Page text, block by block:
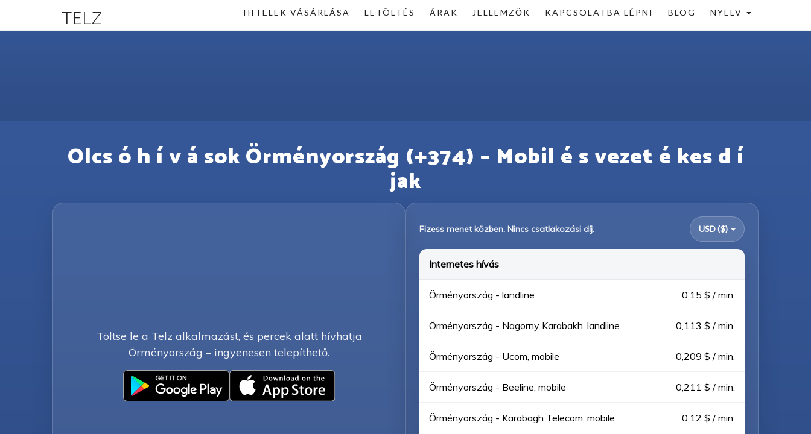
TELZ HITELEK VÁSÁRLÁSA LETÖLTÉS ÁRAK JELLEMZŐK KAPCSOLATBA LÉPNI BLOG NYELV
Olcs ó h í v á sok Örményország (+374) – Mobil é s vezet é kes d í
jak
Töltse le a Telz alkalmazást, és percek alatt hívhatja
Örményország – ingyenesen telepíthető.
Fizess menet közben. Nincs csatlakozási díj. USD ($)
Internetes hívás
Örményország - landline 0,15 $ / min.
Örményország - Nagorny Karabakh, landline 0,113 $ / min.
Örményország - Ucom, mobile 0,209 $ / min.
Örményország - Beeline, mobile 0,211 $ / min.
Örményország - Karabagh Telecom, mobile 0,12 $ / min.